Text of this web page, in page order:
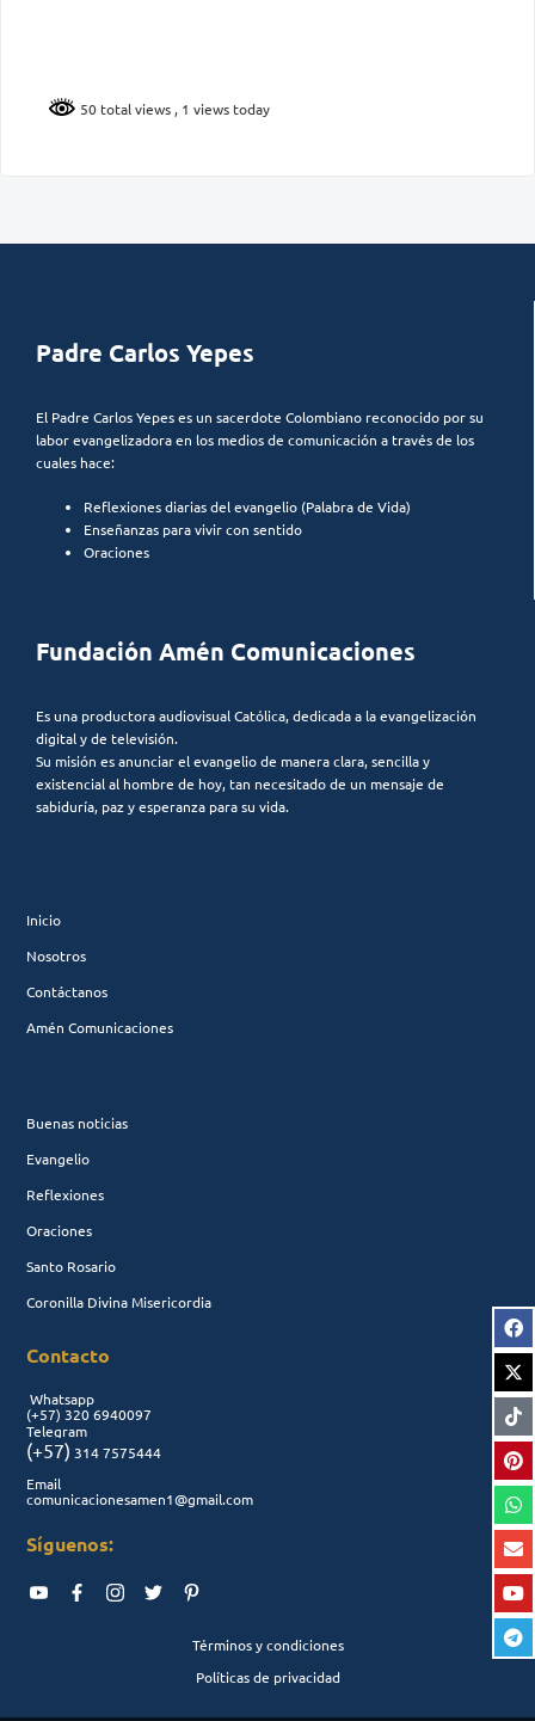
50 total views , 1 views today
Padre Carlos Yepes
El Padre Carlos Yepes es un sacerdote Colombiano reconocido por su
labor evangelizadora en los medios de comunicación a través de los
cuales hace:
Reflexiones diarias del evangelio (Palabra de Vida)
Enseñanzas para vivir con sentido
Oraciones
Fundación Amén Comunicaciones
Es una productora audiovisual Católica, dedicada a la evangelización
digital y de televisión.
Su misión es anunciar el evangelio de manera clara, sencilla y
existencial al hombre de hoy, tan necesitado de un mensaje de
sabiduría, paz y esperanza para su vida.
Inicio
Nosotros
Contáctanos
Amén Comunicaciones
Buenas noticias
Evangelio
Reflexiones
Oraciones
Santo Rosario
Coronilla Divina Misericordia
Contacto
Whatsapp
(+57) 320 6940097
Telegram
(+57) 314 7575444
Email
comunicacionesamen1@gmail.com
Síguenos:
Términos y condiciones
Políticas de privacidad